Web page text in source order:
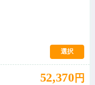
選択
52,370 円